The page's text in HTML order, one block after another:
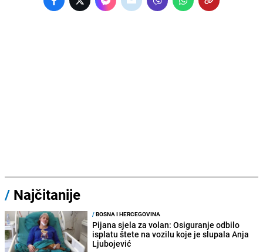
/ Najčitanije
/BOSNA I HERCEGOVINA
Pijana sjela za volan: Osiguranje odbilo
isplatu štete na vozilu koje je slupala Anja
Ljubojević